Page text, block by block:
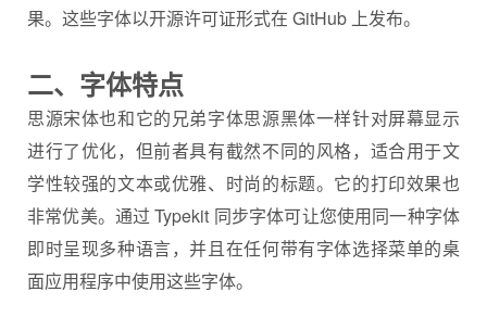
果。这些字体以开源许可证形式在 GitHub 上发布。
二、字体特点
思源宋体也和它的兄弟字体思源黑体一样针对屏幕显示
进行了优化，但前者具有截然不同的风格，适合用于文
学性较强的文本或优雅、时尚的标题。它的打印效果也
非常优美。通过 Typekit 同步字体可让您使用同一种字体
即时呈现多种语言，并且在任何带有字体选择菜单的桌
面应用程序中使用这些字体。